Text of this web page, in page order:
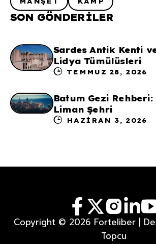
SON GÖNDERILER
Sardes Antik Kenti
Lidya Tümülüsleri
TEMMUZ 28, 2026
Batum Gezi
Liman Şehri
HAZIRAN 3, 2026
Copyright © 2026 Forteliber |
Topcu